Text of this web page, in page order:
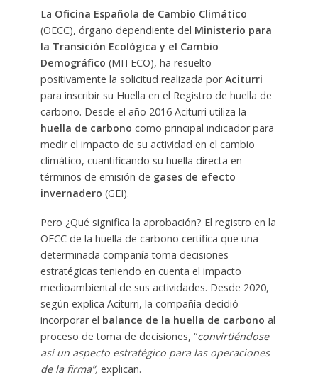
La Oficina Española de Cambio Climático
(OECC), órgano dependiente del Ministerio para
la Transición Ecológica y el Cambio
Demográfico (MITECO), ha resuelto
positivamente la solicitud realizada porAciturri
para inscribir su Huella en el Registro de huella de
carbono. Desde el año 2016 Aciturri utiliza la
huella de carbono como principal indicador para
medir el impacto de su actividad en el cambio
climático, cuantificando su huella directa en
términos de emisión de gases de efecto
invernadero (GEI).
Pero ¿Qué significa la aprobación? El registro en la
OECC de la huella de carbono certifica que una
determinada compañía toma decisiones
estratégicas teniendo en cuenta el impacto
medioambiental de sus actividades. Desde 2020,
según explica Aciturri, la compañía decidió
incorporar el balance de la huella de carbono al
proceso de toma de decisiones, “convirtiéndose
así un aspecto estratégico para las operaciones
de la firma”, explican.